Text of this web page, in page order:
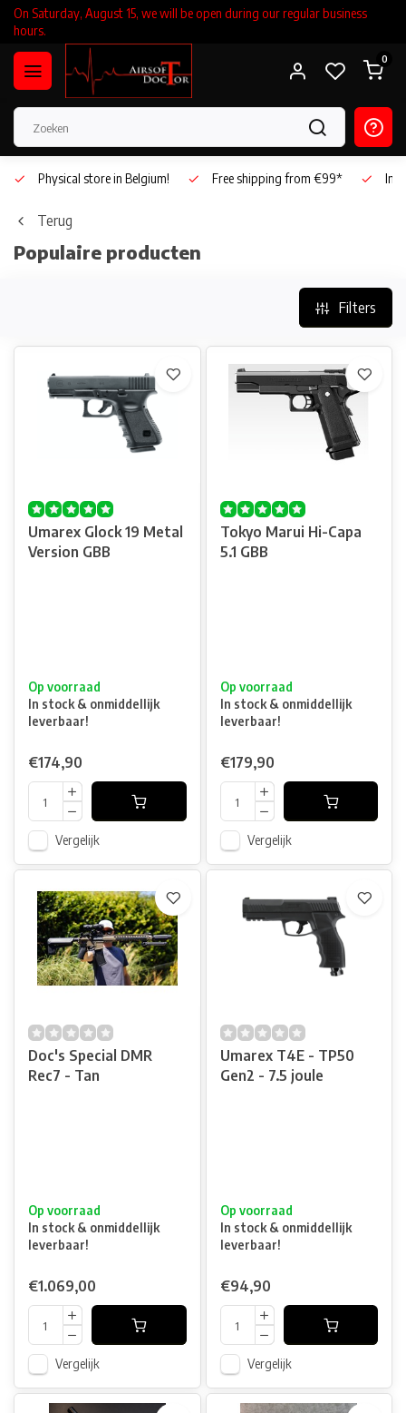
On Saturday, August 15, we will be open during our regular business
hours.
0
Physical store in Belgium! Free shipping from €99*
Terug
Populaire producten
Filters
Umarex Glock 19 Metal
Version GBB
Op voorraad
In stock & onmiddellijk
leverbaar!
€174,90
Vergelijk
Tokyo Marui Hi-Capa
5.1 GBB
Op voorraad
In stock & onmiddellijk
leverbaar!
€179,90
Vergelijk
Doc's Special DMR
Rec7 - Tan
Op voorraad
In stock & onmiddellijk
leverbaar!
€1.069,00
Vergelijk
Umarex T4E - TP50
Gen2 - 7.5 joule
Op voorraad
In stock & onmiddellijk
leverbaar!
€94,90
Vergelijk